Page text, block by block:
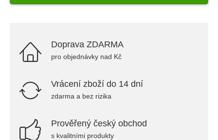
Doprava ZDARMA
pro objednávky nad Kč
Vrácení zboží do 14 dní
zdarma a bez rizika
Prověřený český obchod
s kvalitními produkty